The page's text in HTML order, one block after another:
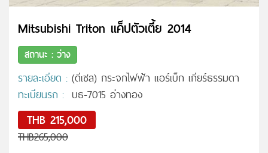
Mitsubishi Triton แค็ปตัวเตี้ย 2014
สถานะ : ว่าง
รายละเอียด : (ดีเซล) กระจกไฟฟ้า แอร์เบ็ก เกียร์ธรรมดา
ทะเบียนรถ : บธ-7015 อ่างทอง
THB 215,000
THB265,000